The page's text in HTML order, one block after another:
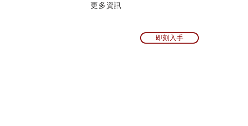
​更多資訊
即刻入手